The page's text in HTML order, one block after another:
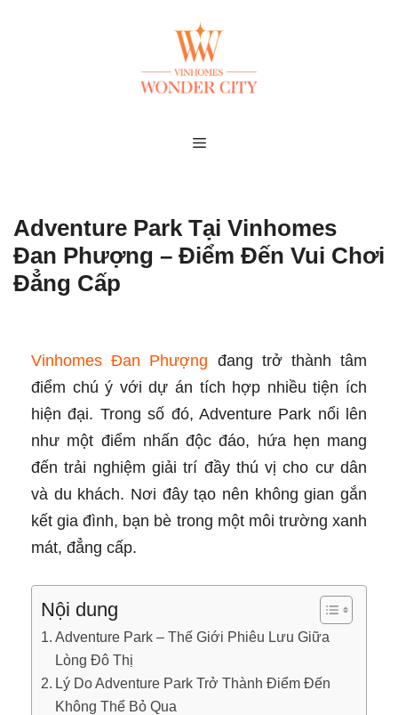
MENU
Adventure Park Tại Vinhomes
Đan Phượng – Điểm Đến Vui Chơi
Đẳng Cấp
Vinhomes Đan Phượng đang trở thành tâm
điểm chú ý với dự án tích hợp nhiều tiện ích
hiện đại. Trong số đó, Adventure Park nổi lên
như một điểm nhấn độc đáo, hứa hẹn mang
đến trải nghiệm giải trí đầy thú vị cho cư dân
và du khách. Nơi đây tạo nên không gian gắn
kết gia đình, bạn bè trong một môi trường xanh
mát, đẳng cấp.
Nội dung
Adventure Park – Thế Giới Phiêu Lưu Giữa
Lòng Đô Thị
Lý Do Adventure Park Trở Thành Điểm Đến
Không Thể Bỏ Qua